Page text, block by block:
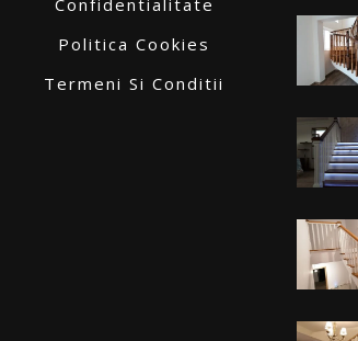
Confidentialitate
Politica Cookies
Termeni Si Conditii